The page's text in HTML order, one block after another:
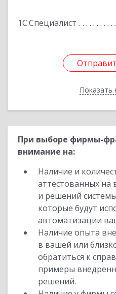
1С:Специалист
Показать
При выборе фирмы-
внимание на:
Наличие и
аттестованных на
и решений
которые будут
автоматизации
Наличие опыта
в вашей или
обратиться к
примеры
решений.